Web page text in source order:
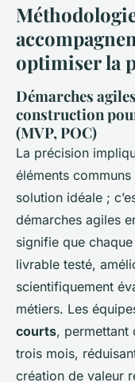
optimiser la
Démarches
construction
(MVP, POC)
La précision
éléments
solution idéale ;
démarches agiles
signifie que
livrable testé,
scientifiquement
métiers. Les
courts, permettant
trois mois,
création de valeur